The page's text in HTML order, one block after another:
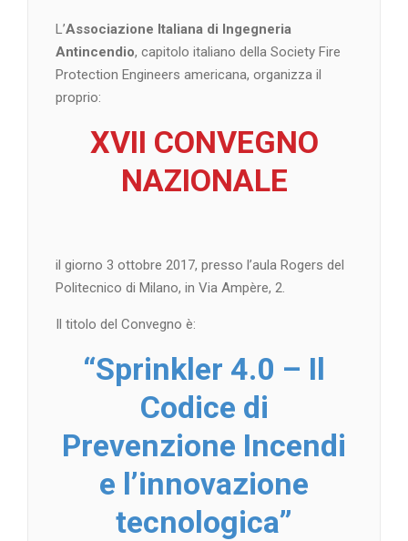
L’Associazione Italiana di Ingegneria
Antincendio, capitolo italiano della Society Fire
Protection Engineers americana, organizza il
proprio:
XVII CONVEGNO
NAZIONALE
il giorno 3 ottobre 2017, presso l’aula Rogers del
Politecnico di Milano, in Via Ampère, 2.
Il titolo del Convegno è:
“Sprinkler 4.0 – Il
Codice di
Prevenzione Incendi
e l’innovazione
tecnologica”